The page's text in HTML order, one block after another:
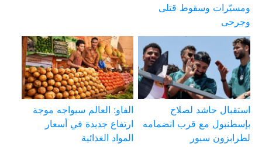
ومسيّرات وسقوط قتلى
وجرحى
استقبال حاشد لصلاح
بإسطنبول مع قرب انضمامه
لطرابزون سبور
الفاو: العالم سيواجه موجة
ارتفاع جديدة في أسعار
المواد الغذائية